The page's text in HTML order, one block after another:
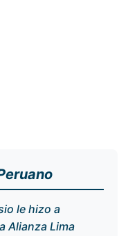
le hizo a
Alianza Lima